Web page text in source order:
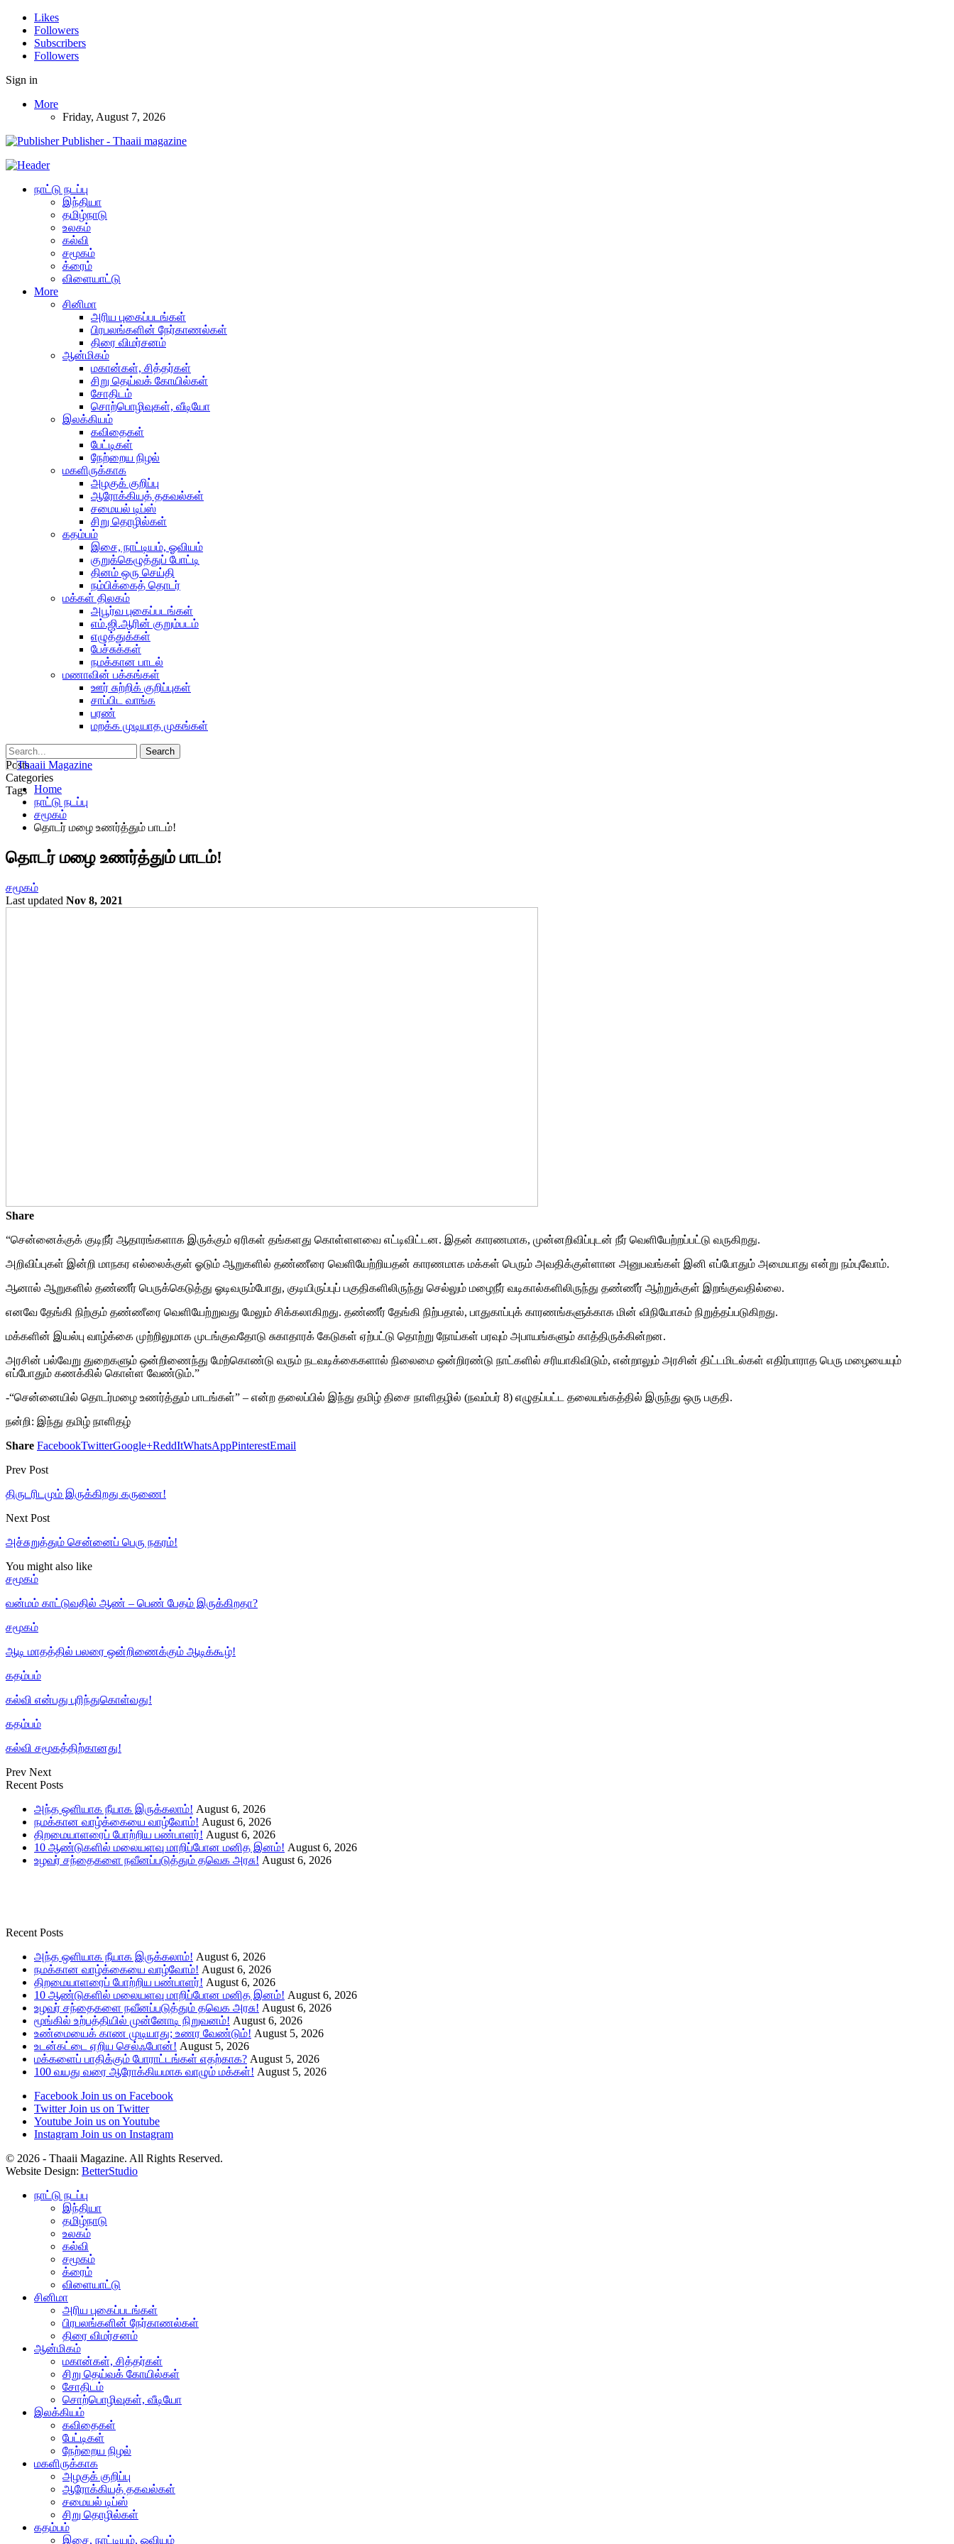
Likes
Followers
Subscribers
Followers
Sign in
More
Friday, August 7, 2026
Publisher - Thaaii magazine
நாட்டு நடப்பு
இந்தியா
தமிழ்நாடு
உலகம்
கல்வி
சமூகம்
க்ரைம்
விளையாட்டு
More
சினிமா
அரிய புகைப்படங்கள்
பிரபலங்களின் நேர்காணல்கள்
திரை விமர்சனம்
ஆன்மிகம்
மகான்கள், சித்தர்கள்
சிறு தெய்வக் கோயில்கள்
சோதிடம்
சொற்பொழிவுகள், வீடியோ
இலக்கியம்
கவிதைகள்
பேட்டிகள்
நேற்றைய நிழல்
மகளிருக்காக
அழகுக் குறிப்பு
ஆரோக்கியத் தகவல்கள்
சமையல் டிப்ஸ்
சிறு தொழில்கள்
கதம்பம்
இசை, நாட்டியம், ஓவியம்
குறுக்கெழுத்துப் போட்டி
தினம் ஒரு செய்தி
நம்பிக்கைத் தொடர்
மக்கள் திலகம்
அபூர்வ புகைப்படங்கள்
எம்.ஜி.ஆரின் குறும்படம்
எழுத்துக்கள்
பேச்சுக்கள்
நமக்கான பாடல்
மணாவின் பக்கங்கள்
ஊர் சுற்றிக் குறிப்புகள்
சாப்பிட வாங்க
பரண்
மறக்க முடியாத முகங்கள்
Posts
Categories
Tags Home
நாட்டு நடப்பு
சமூகம்
தொடர் மழை உணர்த்தும் பாடம்!
தொடர் மழை உணர்த்தும் பாடம்!
சமூகம்
Last updated Nov 8, 2021
Share
“சென்னைக்குக் குடிநீர் ஆதாரங்களாக இருக்கும் ஏரிகள் தங்களது கொள்ளளவை எட்டிவிட்டன. இதன் காரணமாக, முன்னறிவிப்புடன் நீர் வெளியேற்றப்பட்டு வருகிறது.
அறிவிப்புகள் இன்றி மாநகர எல்லைக்குள் ஓடும் ஆறுகளில் தண்ணீரை வெளியேற்றியதன் காரணமாக மக்கள் பெரும் அவதிக்குள்ளான அனுபவங்கள் இனி எப்போதும் அமையாது என்று நம்புவோம்.
ஆனால் ஆறுகளில் தண்ணீர் பெருக்கெடுத்து ஓடிவரும்போது, குடியிருப்புப் பகுதிகளிலிருந்து செல்லும் மழைநீர் வடிகால்களிலிருந்து தண்ணீர் ஆற்றுக்குள் இறங்குவதில்லை.
எனவே தேங்கி நிற்கும் தண்ணீரை வெளியேற்றுவது மேலும் சிக்கலாகிறது. தண்ணீர் தேங்கி நிற்பதால், பாதுகாப்புக் காரணங்களுக்காக மின் விநியோகம் நிறுத்தப்படுகிறது.
மக்களின் இயல்பு வாழ்க்கை முற்றிலுமாக முடங்குவதோடு சுகாதாரக் கேடுகள் ஏற்பட்டு தொற்று நோய்கள் பரவும் அபாயங்களும் காத்திருக்கின்றன.
அரசின் பல்வேறு துறைகளும் ஒன்றிணைந்து மேற்கொண்டு வரும் நடவடிக்கைகளால் நிலைமை ஒன்றிரண்டு நாட்களில் சரியாகிவிடும், என்றாலும் அரசின் திட்டமிடல்கள் எதிர்பாராத பெரு மழையையும்
எப்போதும் கணக்கில் கொள்ள வேண்டும்.”
-“சென்னையில் தொடர்மழை உணர்த்தும் பாடங்கள்” – என்ற தலைப்பில் இந்து தமிழ் திசை நாளிதழில் (நவம்பர் 8) எழுதப்பட்ட தலையங்கத்தில் இருந்து ஒரு பகுதி.
நன்றி: இந்து தமிழ் நாளிதழ்
Share FacebookTwitterGoogle+ReddItWhatsAppPinterestEmail
Prev Post
திருடரிடமும் இருக்கிறது கருணை!
Next Post
அச்சுறுத்தும் சென்னைப் பெரு நகரம்!
You might also like
சமூகம்
வன்மம் காட்டுவதில் ஆண் – பெண் பேதம் இருக்கிறதா?
சமூகம்
ஆடி மாதத்தில் பலரை ஒன்றிணைக்கும் ஆடிக்கூழ்!
கதம்பம்
கல்வி என்பது புரிந்துகொள்வது!
கதம்பம்
கல்வி சமூகத்திற்கானது!
Prev Next
Recent Posts
அந்த ஒளியாக நீயாக இருக்கலாம்! August 6, 2026
நமக்கான வாழ்க்கையை வாழ்வோம்! August 6, 2026
திறமையாளரைப் போற்றிய பண்பாளர்! August 6, 2026
10 ஆண்டுகளில் மலையளவு மாறிப்போன மனித இனம்! August 6, 2026
உழவர் சந்தைகளை நவீனப்படுத்தும் தவெக அரசு! August 6, 2026
Recent Posts
அந்த ஒளியாக நீயாக இருக்கலாம்! August 6, 2026
நமக்கான வாழ்க்கையை வாழ்வோம்! August 6, 2026
திறமையாளரைப் போற்றிய பண்பாளர்! August 6, 2026
10 ஆண்டுகளில் மலையளவு மாறிப்போன மனித இனம்! August 6, 2026
உழவர் சந்தைகளை நவீனப்படுத்தும் தவெக அரசு! August 6, 2026
மூங்கில் உற்பத்தியில் முன்னோடி நிறுவனம்! August 6, 2026
உண்மையைக் காண முடியாது; உணர வேண்டும்! August 5, 2026
உடன்கட்டை ஏறிய செல்ஃபோன்! August 5, 2026
மக்களைப் பாதிக்கும் போராட்டங்கள் எதற்காக? August 5, 2026
100 வயது வரை ஆரோக்கியமாக வாழும் மக்கள்! August 5, 2026
Facebook Join us on Facebook
Twitter Join us on Twitter
Youtube Join us on Youtube
Instagram Join us on Instagram
© 2026 - Thaaii Magazine. All Rights Reserved.
Website Design: BetterStudio
நாட்டு நடப்பு
இந்தியா
தமிழ்நாடு
உலகம்
கல்வி
சமூகம்
க்ரைம்
விளையாட்டு
சினிமா
அரிய புகைப்படங்கள்
பிரபலங்களின் நேர்காணல்கள்
திரை விமர்சனம்
ஆன்மிகம்
மகான்கள், சித்தர்கள்
சிறு தெய்வக் கோயில்கள்
சோதிடம்
சொற்பொழிவுகள், வீடியோ
இலக்கியம்
கவிதைகள்
பேட்டிகள்
நேற்றைய நிழல்
மகளிருக்காக
அழகுக் குறிப்பு
ஆரோக்கியத் தகவல்கள்
சமையல் டிப்ஸ்
சிறு தொழில்கள்
கதம்பம்
இசை, நாட்டியம், ஓவியம்